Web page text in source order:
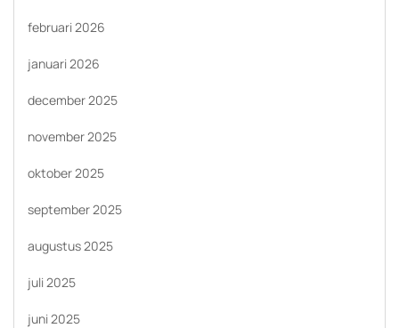
februari 2026
januari 2026
december 2025
november 2025
oktober 2025
september 2025
augustus 2025
juli 2025
juni 2025